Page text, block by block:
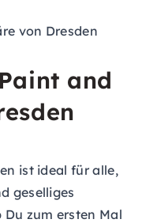
von Dresden
and
ist ideal für alle,
geselliges
zum ersten Mal